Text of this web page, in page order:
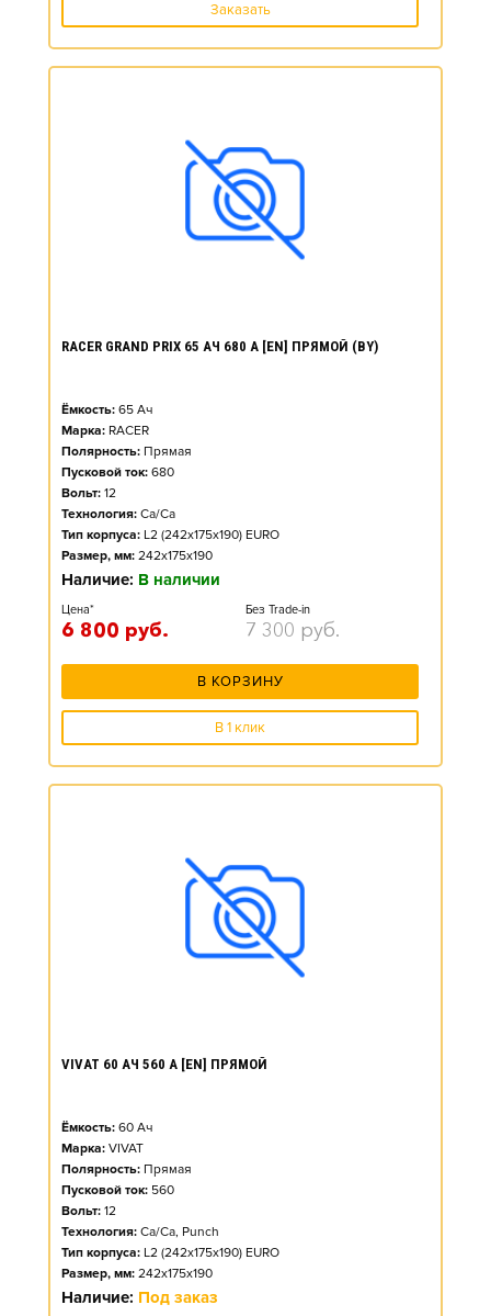
Заказать
RACER GRAND PRIX 65 АЧ 680 А [EN] ПРЯМОЙ (BY)
Ёмкость: 65 Ач
Марка: RACER
Полярность: Прямая
Пусковой ток: 680
Вольт: 12
Технология: Ca/Ca
Тип корпуса: L2 (242x175x190) EURO
Размер, мм: 242x175x190
Наличие: В наличии
Цена*
6 800 руб.
Без Trade-in
7 300 руб.
В КОРЗИНУ
В 1 клик
VIVAT 60 АЧ 560 А [EN] ПРЯМОЙ
Ёмкость: 60 Ач
Марка: VIVAT
Полярность: Прямая
Пусковой ток: 560
Вольт: 12
Технология: Ca/Ca, Punch
Тип корпуса: L2 (242x175x190) EURO
Размер, мм: 242x175x190
Наличие: Под заказ